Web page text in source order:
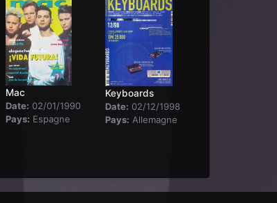
Mac
Date: 02/01/1990
Pays: Espagne
Keyboards
Date: 02/12/1998
Pays: Allemagne